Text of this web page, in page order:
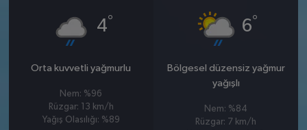
4°
Orta kuvvetli yağmurlu
Nem: %96
Rüzgar: 13 km/h
Yağış Olasılığı: %89
6°
Bölgesel düzensiz yağmur
yağışlı
Nem: %84
Rüzgar: 7 km/h